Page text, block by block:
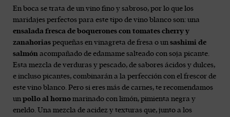
En boca se trata de un vino fino y sabroso, por lo que los
maridajes perfectos para este tipo de vino blanco son: una
ensalada fresca de boquerones con tomates cherry y
zanahorias pequeñas en vinagreta de fresa o un sashimi de
salmón acompañado de edamame salteado con soja picante.
Esta mezcla de verduras y pescado, de sabores ácidos y dulces,
e incluso picantes, combinarán a la perfección con el frescor de
este vino blanco. Pero si eres más de carnes, te recomendamos
un pollo al horno marinado con limón, pimienta negra y
eneldo. Una mezcla de acidez y texturas que, junto a los